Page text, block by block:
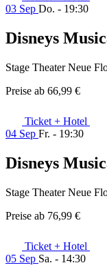
03 Sep Do. - 19:30
Disneys
Stage Theater Neue
Preise ab 66,99 €
Ticket + Hotel
04 Sep Fr. - 19:30
Disneys
Stage Theater Neue
Preise ab 76,99 €
Ticket + Hotel
05 Sep Sa. - 14:30